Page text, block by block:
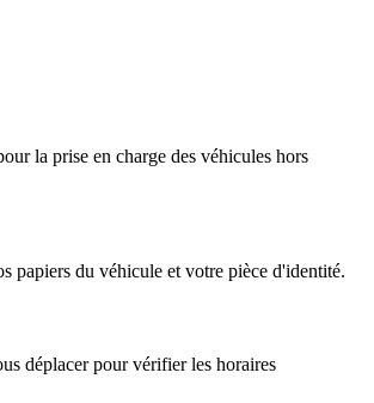
la prise en charge des véhicules hors
papiers du véhicule et votre pièce d'identité.
déplacer pour vérifier les horaires